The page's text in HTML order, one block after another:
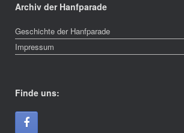
Archiv der Hanfparade
Geschichte der Hanfparade
Impressum
Finde uns: